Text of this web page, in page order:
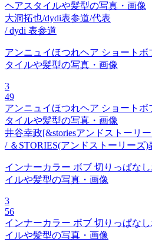
ヘアスタイルや髪型の写真・画像
大洞拓也/dydi表参道/代表
/ dydi 表参道
アンニュイほつれヘア ショートボ
タイルや髪型の写真・画像
3
49
アンニュイほつれヘア ショートボ
タイルや髪型の写真・画像
井谷幸政[&storiesアンドストーリ
/ ＆STORIES(アンドストーリーズ
インナーカラー ボブ 切りっぱな
イルや髪型の写真・画像
3
56
インナーカラー ボブ 切りっぱな
イルや髪型の写真・画像